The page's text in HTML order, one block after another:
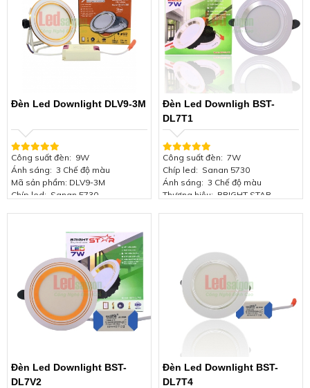
Điện áp: 85-165V/50Hz
Chứng nhận: ISO 9001:2015
Bảo hành: 2 năm
Điện áp: 85-165V/50Hz
Chứng nhận: ISO 9001:2015
Bảo hành: 2 năm
Đèn Led Downlight DLV9-3M
Công suất đèn: 9W
Ánh sáng: 3 Chế độ màu
Mã sản phẩm: DLV9-3M
Chíp led: Sanan 5730
Kích thước đèn: 118/105
Lỗ khoét trần: 105mm
Hiệu suất phát quang: 85Lm/W
Điện áp: 85-165V/50Hz
Chứng nhận: ISO 9001:2015
Bảo hành: 2 năm
Đèn Led Downligh BST-
DL7T1
Công suất đèn: 7W
Chíp led: Sanan 5730
Ánh sáng: 3 Chế độ màu
Thương hiệu: BRIGHT STAR
Điện áp: 85-165V/50Hz
Chứng nhận: ISO 9001:2015
Bảo hành: 2 năm
Đèn Led Downlight BST-
DL7V2
Đèn Led Downlight BST-
DL7T4